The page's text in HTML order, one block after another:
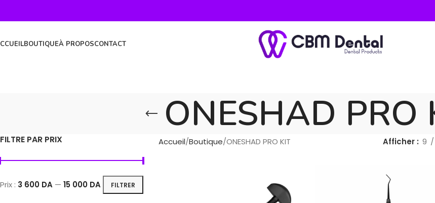
BOUTIQUEÀ PROPOSCONTACT
ONESHAD PRO
FILTRE PAR PRIX
FILTRER
Prix : 3 600 DA — 15 000 DA
Accueil Boutique ONESHAD PRO KIT Afficher 9